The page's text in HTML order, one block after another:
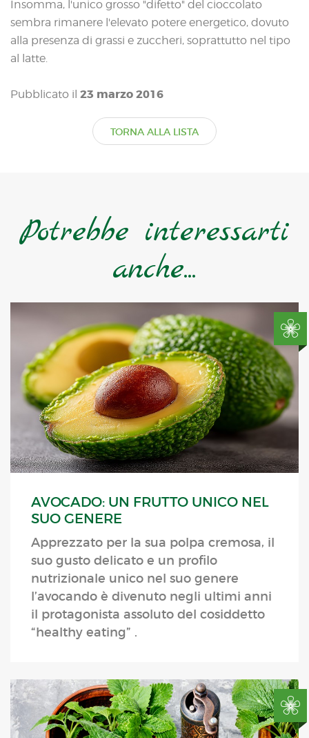
Insomma, l'unico grosso "difetto" del cioccolato
sembra rimanere l'elevato potere energetico, dovuto
alla presenza di grassi e zuccheri, soprattutto nel tipo
al latte.
Pubblicato il 23 marzo 2016
TORNA ALLA LISTA
Potrebbe interessarti
anche...
AVOCADO: UN FRUTTO UNICO NEL
SUO GENERE
Apprezzato per la sua polpa cremosa, il
suo gusto delicato e un profilo
nutrizionale unico nel suo genere
l’avocando è divenuto negli ultimi anni
il protagonista assoluto del cosiddetto
“healthy eating” .